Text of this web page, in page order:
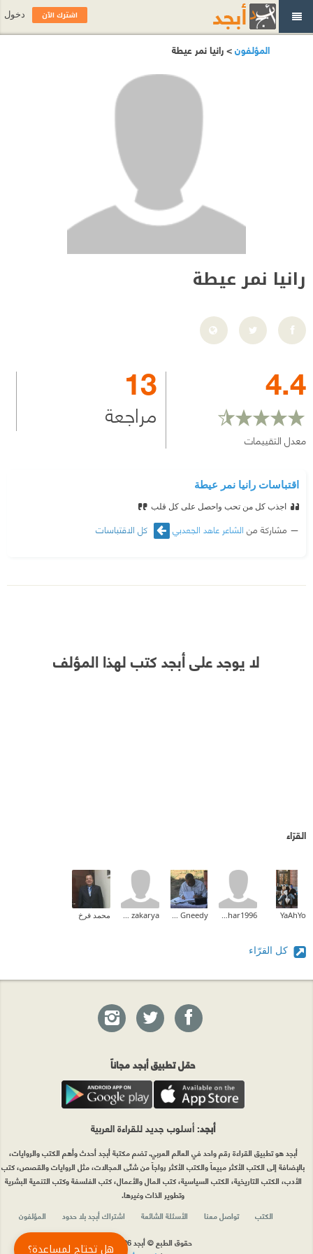
المؤلفون> رانيا نمر عيطة
رانيا نمر عيطة
4.4
معدل التقييمات
13
مراجعة
اقتباسات رانيا نمر عيطة
اجذب كل من تحب واحصل على كل قلب
مشاركة من الشاعر عاهد الجعدبي كل الاقتباسات
لا يوجد على أبجد كتب لهذا المؤلف
القرّاء
YaAhYo
ilyassazghar1996
Huner Gneedy
Asmaa zakarya محمد فرخ
كل القرّاء
اشترك الآن دخول
حمّل تطبيق أبجد مجاناً
أبجد: أسلوب جديد للقراءة العربية
أبجد هو تطبيق القراءة رقم واحد في العالم العربي. تضم مكتبة أبجد أحدث وأهم الكتب والروايات،
بالإضافة إلى الكتب الأكثر مبيعاً والكتب الأكثر رواجاً من شتّى المجالات، مثل الروايات والقصص، كتب
الأدب، الكتب التاريخية، الكتب السياسية، كتب المال والأعمال، كتب الفلسفة وكتب التنمية البشرية
وتطوير الذات وغيرها.
الكتب
تواصل معنا الأسئلة الشائعة اشتراك أبجد بلا حدود
المؤلفون
حقوق الطبع © أبجد 2026
هل تحتاج لمساعدة؟